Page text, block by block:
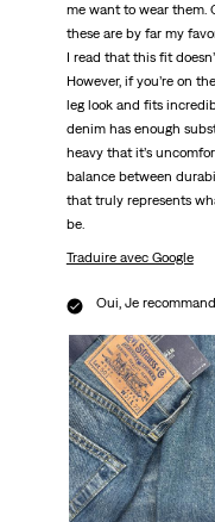
me want to wear them.
these are by far my
I read that this fit
However, if you’re on
leg look and fits
denim has enough
heavy that it’s
balance between
that truly represents
be.
Traduire avec Google
Oui, Je